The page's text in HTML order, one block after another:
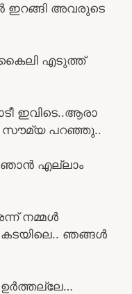
ഇറങ്ങി അവരുടെ
കൈലി എടുത്ത്
ഇവിടെ..ആരാ
സൗമ്യ പറഞ്ഞു..
ഞാൻ എല്ലാം
നമ്മൾ
ഞങ്ങൾ